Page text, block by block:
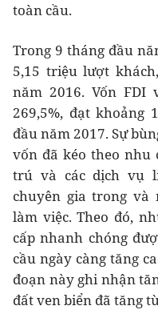
toàn cầu.
Trong 9 tháng đầu
5,15 triệu lượt
năm 2016. Vốn FDI
269,5%, đạt khoảng
đầu năm 2017. Sự
vốn đã kéo theo nhu
trú và các dịch vụ
chuyên gia trong và
làm việc. Theo đó,
cấp nhanh chóng
cầu ngày càng tăng
đoạn này ghi nhận
đất ven biển đã tăng